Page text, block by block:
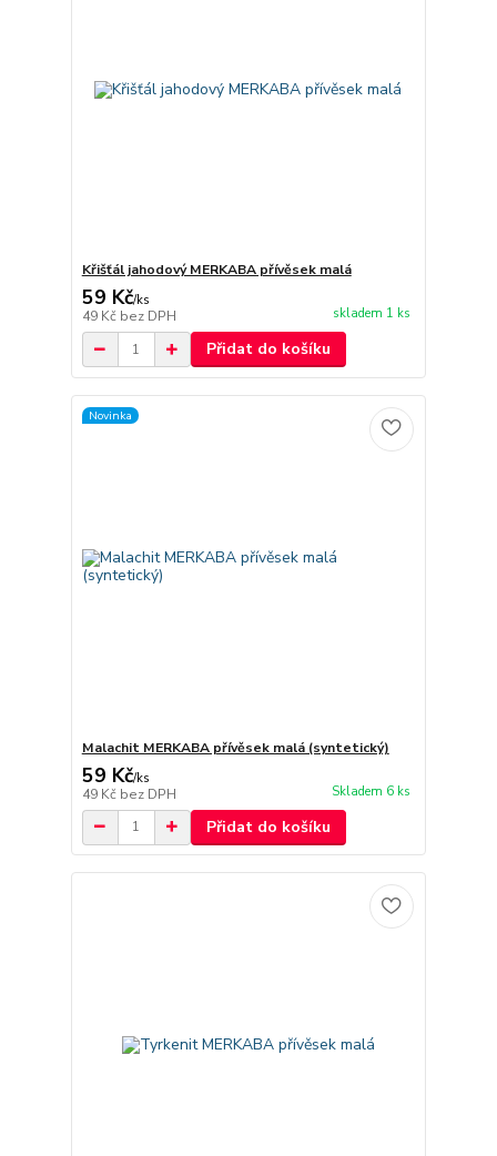
Křišťál jahodový MERKABA přívěsek malá
59 Kč/ks
49 Kč bez DPH skladem 1 ks
Přidat do košíku
Novinka
Malachit MERKABA přívěsek malá (syntetický)
59 Kč/ks
49 Kč bez DPH Skladem 6 ks
Přidat do košíku